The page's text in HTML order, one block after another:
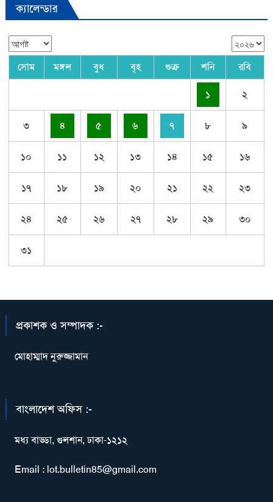
ক্যালেন্ডার
সোম মঙ্গল বুধ বৃহ শুক্র শনি রবি
১ ২
৩ ৪ ৫ ৬ ৭ ৮ ৯
১০ ১১ ১২ ১৩ ১৪ ১৫ ১৬
১৭ ১৮ ১৯ ২০ ২১ ২২ ২৩
২৪ ২৫ ২৬ ২৭ ২৮ ২৯ ৩০
৩১
প্রকাশক ও সম্পাদক :-
মোহাম্মাদ নুরুজ্জামান
বাংলাদেশ অফিস :-
মধ্য বাড্ডা, গুলশান, ঢাকা-১২১২
Email : lot.bulletin85@gmail.com